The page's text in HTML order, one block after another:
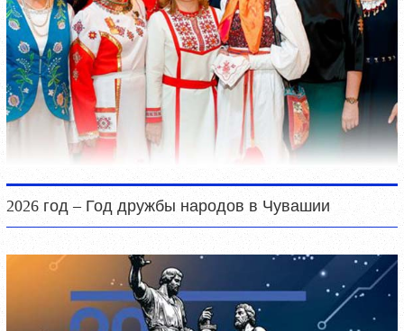
2026 год – Год дружбы народов в Чувашии